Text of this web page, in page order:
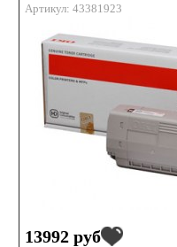
Артикул: 43381923
13992 руб